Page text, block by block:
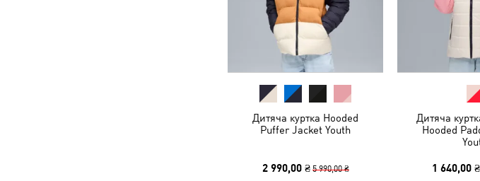
Дитяча куртка Hooded
Puffer Jacket Youth
2 990,00 ₴ 5 990,00 ₴
Дитяча
Hooded
1 640,00 ₴